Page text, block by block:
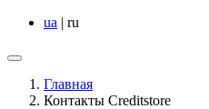
ua | ru
Главная
Контакты Creditstore